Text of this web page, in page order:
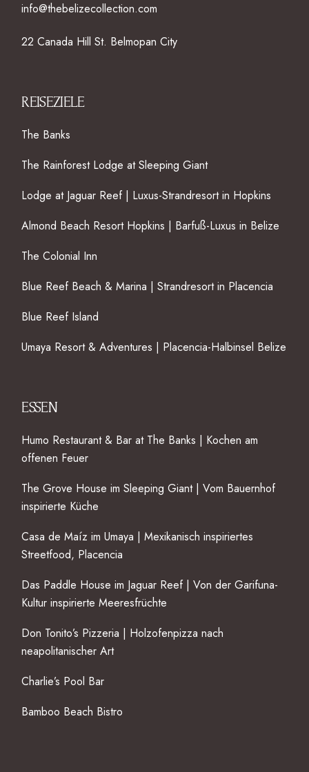
info@thebelizecollection.com
22 Canada Hill St. Belmopan City
REISEZIELE
The Banks
The Rainforest Lodge at Sleeping Giant
Lodge at Jaguar Reef | Luxus-Strandresort in Hopkins
Almond Beach Resort Hopkins | Barfuß-Luxus in Belize
The Colonial Inn
Blue Reef Beach & Marina | Strandresort in Placencia
Blue Reef Island
Umaya Resort & Adventures | Placencia-Halbinsel Belize
ESSEN
Humo Restaurant & Bar at The Banks | Kochen am
offenen Feuer
The Grove House im Sleeping Giant | Vom Bauernhof
inspirierte Küche
Casa de Maíz im Umaya | Mexikanisch inspiriertes
Streetfood, Placencia
Das Paddle House im Jaguar Reef | Von der Garifuna-
Kultur inspirierte Meeresfrüchte
Don Tonito’s Pizzeria | Holzofenpizza nach
neapolitanischer Art
Charlie’s Pool Bar
Bamboo Beach Bistro